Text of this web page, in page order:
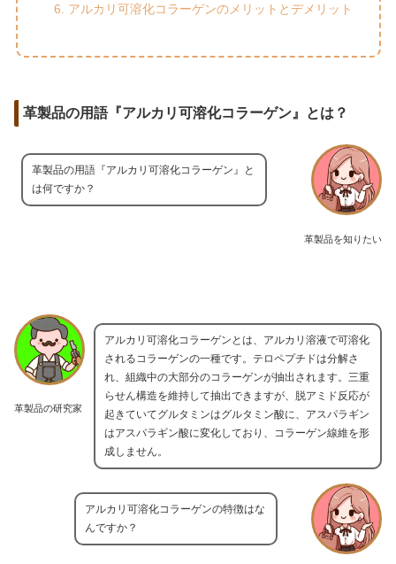
アルカリ可溶化コラーゲンのメリットとデメリット
革製品の用語『アルカリ可溶化コラーゲン』とは？
革製品を知りたい
革製品の用語『アルカリ可溶化コラーゲン』と
は何ですか？
革製品の研究家
アルカリ可溶化コラーゲンとは、アルカリ溶液で可溶化
されるコラーゲンの一種です。テロペプチドは分解さ
れ、組織中の大部分のコラーゲンが抽出されます。三重
らせん構造を維持して抽出できますが、脱アミド反応が
起きていてグルタミンはグルタミン酸に、アスパラギン
はアスパラギン酸に変化しており、コラーゲン線維を形
成しません。
アルカリ可溶化コラーゲンの特徴はな
んですか？